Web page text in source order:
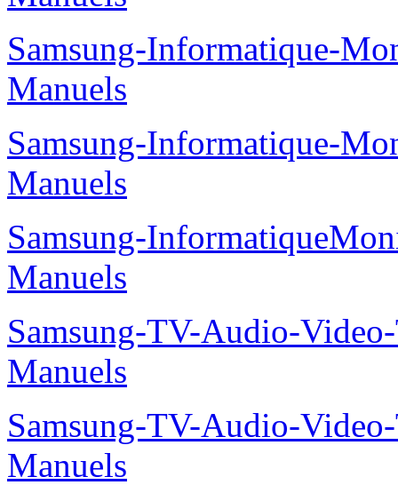
Samsung-Informatique-
Manuels
Samsung-Informatique-
Manuels
Samsung-
Manuels
Samsung-TV-Audio-
Manuels
Samsung-TV-Audio-
Manuels